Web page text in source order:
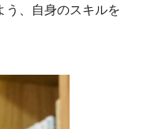
う、自身のスキルを